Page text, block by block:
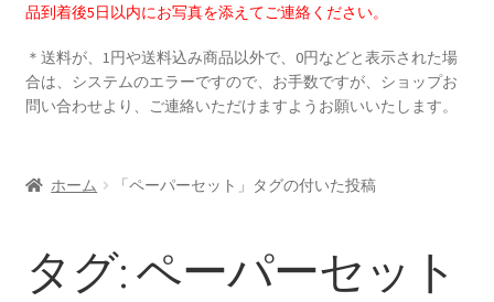
ブログ
JPA会員の皆様へ
シルエットカメオについて
品到着後5日以内にお写真を添えてご連絡ください。
＊送料が、1円や送料込み商品以外で、0円などと表示された場
合は、システムのエラーですので、お手数ですが、ショップお
問い合わせより、ご連絡いただけますようお願いいたします。
ホーム 「ペーパーセット」タグの付いた投稿
タグ:ペーパーセット